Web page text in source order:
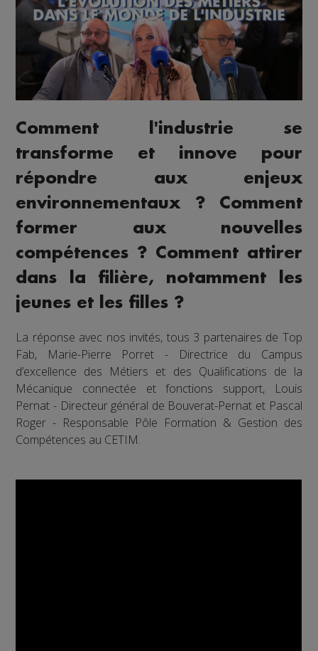
Comment l'industrie se
transforme et innove pour
répondre aux enjeux
environnementaux ? Comment
former aux nouvelles
compétences ? Comment attirer
dans la filière, notamment les
jeunes et les filles ?
La réponse avec nos invités, tous 3 partenaires de Top
Fab, Marie-Pierre Porret - Directrice du Campus
d’excellence des Métiers et des Qualifications de la
Mécanique connectée et fonctions support, Louis
Pernat - Directeur général de Bouverat-Pernat et Pascal
Roger - Responsable Pôle Formation & Gestion des
Compétences au CETIM.